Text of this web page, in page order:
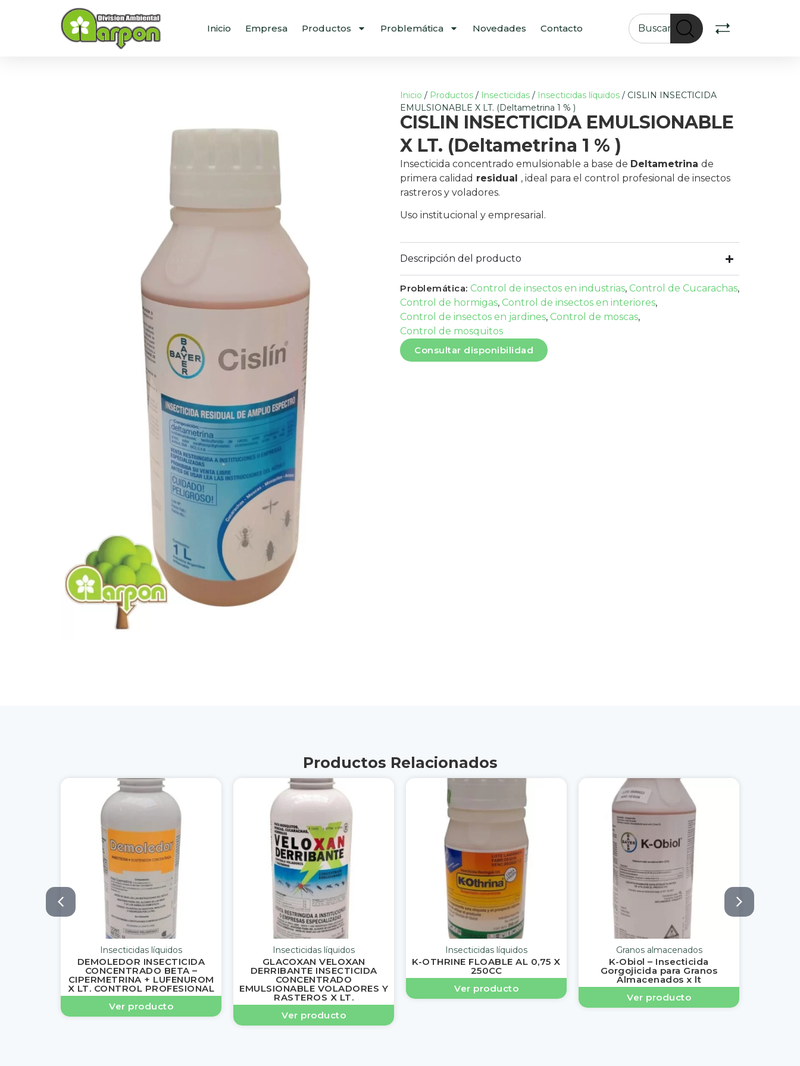
Inicio Empresa Productos Problemática Novedades Contacto
Inicio / Productos / Insecticidas / Insecticidas líquidos / CISLIN INSECTICIDA
EMULSIONABLE X LT. (Deltametrina 1 % )
CISLIN INSECTICIDA EMULSIONABLE
X LT. (Deltametrina 1 % )
Insecticida concentrado emulsionable a base de Deltametrina de
primera calidad residual , ideal para el control profesional de insectos
rastreros y voladores.
Uso institucional y empresarial.
Descripción del producto
Problemática: Control de insectos en industrias, Control de Cucarachas,
Control de hormigas, Control de insectos en interiores,
Control de insectos en jardines, Control de moscas,
Control de mosquitos
Consultar disponibilidad
Productos Relacionados
Insecticidas líquidos
DEMOLEDOR INSECTICIDA
CONCENTRADO BETA –
CIPERMETRINA + LUFENUROM
X LT. CONTROL PROFESIONAL
Ver producto
Insecticidas líquidos
GLACOXAN VELOXAN
DERRIBANTE INSECTICIDA
CONCENTRADO
EMULSIONABLE VOLADORES Y
RASTEROS X LT.
Ver producto
Insecticidas líquidos
K-OTHRINE FLOABLE AL 0,75 X
250CC
Ver producto
Granos almacenados
K-Obiol – Insecticida
Gorgojicida para Granos
Almacenados x lt
Ver producto